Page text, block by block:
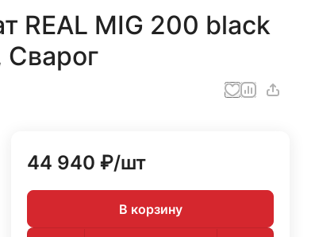
REAL MIG 200 black
Сварог
44 940 ₽/шт
В корзину